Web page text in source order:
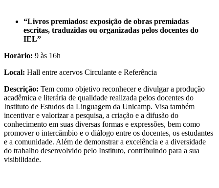
“Livros premiados: exposição de obras premiadas
escritas, traduzidas ou organizadas pelos docentes do
IEL”
Horário: 9 às 16h
Local: Hall entre acervos Circulante e Referência
Descrição: Tem como objetivo reconhecer e divulgar a produção
acadêmica e literária de qualidade realizada pelos docentes do
Instituto de Estudos da Linguagem da Unicamp. Visa também
incentivar e valorizar a pesquisa, a criação e a difusão do
conhecimento em suas diversas formas e expressões, bem como
promover o intercâmbio e o diálogo entre os docentes, os estudantes
e a comunidade. Além de demonstrar a excelência e a diversidade
do trabalho desenvolvido pelo Instituto, contribuindo para a sua
visibilidade.